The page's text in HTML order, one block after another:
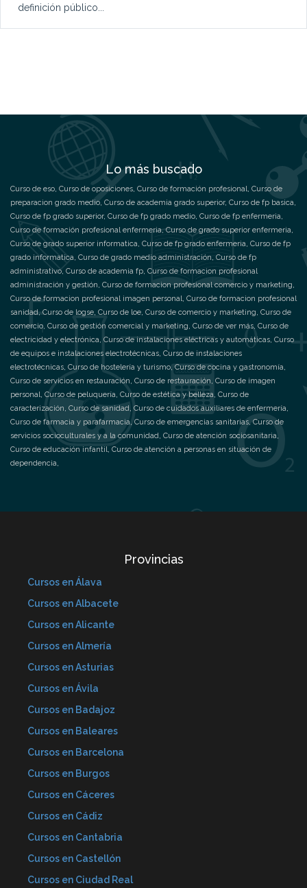
definición público...
Lo más buscado
Curso de eso, Curso de oposiciones, Curso de formación profesional, Curso de
preparacion grado medio, Curso de academia grado superior, Curso de fp basica,
Curso de fp grado superior, Curso de fp grado medio, Curso de fp enfermeria,
Curso de formación profesional enfermeria,Curso de grado superior enfermeria,
Curso de grado superior informatica, Curso de fp grado enfermeria, Curso de fp
grado informatica, Curso de grado medio administración, Curso de fp
administrativo, Curso de academia fp, Curso de formacion profesional
administración y gestión, Curso de formacion profesional comercio y marketing,
Curso de formacion profesional imagen personal, Curso de formacion profesional
sanidad,Curso de logse, Curso de loe, Curso de comercio y marketing, Curso de
comercio, Curso de gestión comercial y marketing, Curso de ver más, Curso de
electricidad y electrónica, Curso de instalaciones eléctricas y automáticas, Curso
de equipos e instalaciones electrotécnicas, Curso de instalaciones
electrotécnicas, Curso de hostelería y turismo,Curso de cocina y gastronomía,
Curso de servicios en restauración, Curso de restauración, Curso de imagen
personal, Curso de peluquería, Curso de estética y belleza, Curso de
caracterización, Curso de sanidad, Curso de cuidados auxiliares de enfermería,
Curso de farmacia y parafarmacia,Curso de emergencias sanitarias,Curso de
servicios socioculturales y a la comunidad, Curso de atención sociosanitaria,
Curso de educación infantil, Curso de atención a personas en situación de
dependencia,
Provincias
Cursos en Álava
Cursos en Albacete
Cursos en Alicante
Cursos en Almería
Cursos en Asturias
Cursos en Ávila
Cursos en Badajoz
Cursos en Baleares
Cursos en Barcelona
Cursos en Burgos
Cursos en Cáceres
Cursos en Cádiz
Cursos en Cantabria
Cursos en Castellón
Cursos en Ciudad Real